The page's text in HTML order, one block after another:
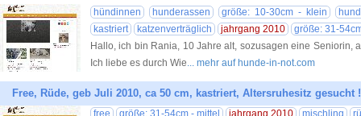
hündinnen hunderassen größe: 10-30cm - klein
kastriert
katzenverträglich jahrgang 2010
größe: 31-
Hallo, ich bin Rania, 10 Jahre alt, sozusagen eine Seniorin,
Ich liebe es durch Wie... mehr auf hunde-in-not.com
Free, Rüde, geb Juli 2010, ca 50 cm, kastriert, Altersruhesitz gesucht !
free größe: 31-54cm - mittel jahrgang 2010 mischling